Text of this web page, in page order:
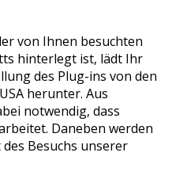
von Ihnen besuchten
hinterlegt ist, lädt Ihr
des Plug-ins von den
herunter. Aus
notwendig, dass
Daneben werden
Besuchs unserer